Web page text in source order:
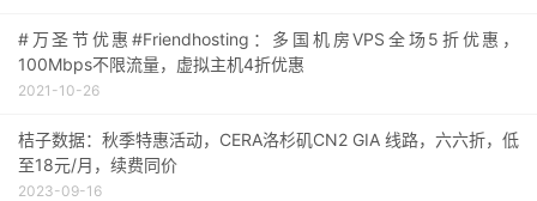
#万圣节优惠#Friendhosting：多国机房VPS全场5折优惠，
100Mbps不限流量，虚拟主机4折优惠
2021-10-26
桔子数据：秋季特惠活动，CERA洛杉矶CN2 GIA 线路，六六折，低
至18元/月，续费同价
2023-09-16